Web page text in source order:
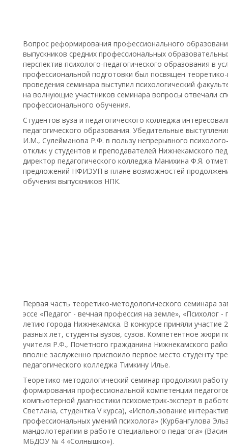
Вопрос реформирования профессионального
выпускников средних профессиональных
перспектив психолого-педагогического образования в
профессиональной подготовки был посвящен
проведения семинара выступил психологический
на волнующие участников семинара вопросы отвечали
профессионального обучения.
Студентов вуза и педагогического колледжа
педагогического образования. Убедительные
И.М., Сулейманова Р.Ф. в пользу непрерывного
отклик у студентов и преподавателей Нижнекамского
директор педагогического колледжа Манихина Ф.Я.
предложений НФИЭУП в плане возможностей
обучения выпускников НПК.
Первая часть теоретико-методологического семинара
эссе «Педагог - вечная профессия на земле», «Психолог
летию города Нижнекамска. В конкурсе приняли участие
разных лет, студенты вузов, сузов. Компетентное жюри
учителя Р.Ф., Почетного гражданина Нижнекамского
вполне заслуженно присвоило первое место студенту
педагогического колледжа Тимкину Илье.
Теоретико-методологический семинар продолжил
формирования профессиональной компетенции
компьютерной диагностики психометрик-эксперт в
Светлана, студентка V курса), «Использование
профессиональных умений психолога» (Курбангулова
мандолотерапии в работе специального педагога»
МБДОУ № 4 «Солнышко»).